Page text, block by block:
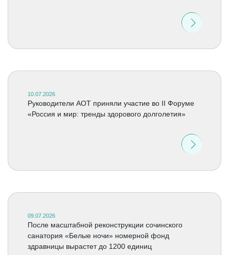
10.07.2026
Руководители АОТ приняли участие во II Форуме
«Россия и мир: тренды здорового долголетия»
09.07.2026
После масштабной реконструкции сочинского
санатория «Белые ночи» номерной фонд
здравницы вырастет до 1200 единиц